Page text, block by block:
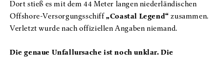
Dort stieß es mit dem 44 Meter langen niederländischen
Offshore-Versorgungsschiff„Coastal Legend“ zusammen.
Verletzt wurde nach offiziellen Angaben niemand.
Die genaue Unfallursache ist noch unklar. Die